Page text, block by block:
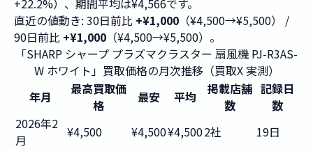
+22.2%）、期間平均は¥4,566です。
直近の値動き: 30日前比 +¥1,000 （¥4,500→¥5,500） /
90日前比 +¥1,000 （¥4,500→¥5,500）。
「SHARP シャープ プラズマクラスター 扇風機 PJ-R3AS-
W ホワイト」買取価格の月次推移（買取X 実測）
年月
最高買取価
格
最安 平均
掲載店舗
数
記録日
数
2026年2
月
¥4,500 ¥4,500¥4,5002社
19日